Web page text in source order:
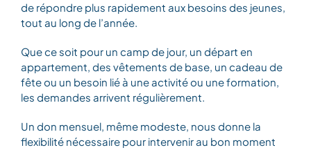
de répondre plus rapidement aux besoins des jeunes,
tout au long de l’année.
Que ce soit pour un camp de jour, un départ en
appartement, des vêtements de base, un cadeau de
fête ou un besoin lié à une activité ou une formation,
les demandes arrivent régulièrement.
Un don mensuel, même modeste, nous donne la
flexibilité nécessaire pour intervenir au bon moment